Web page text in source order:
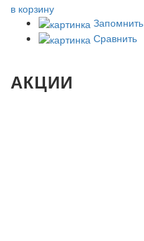
в корзину
Запомнить
Сравнить
АКЦИИ